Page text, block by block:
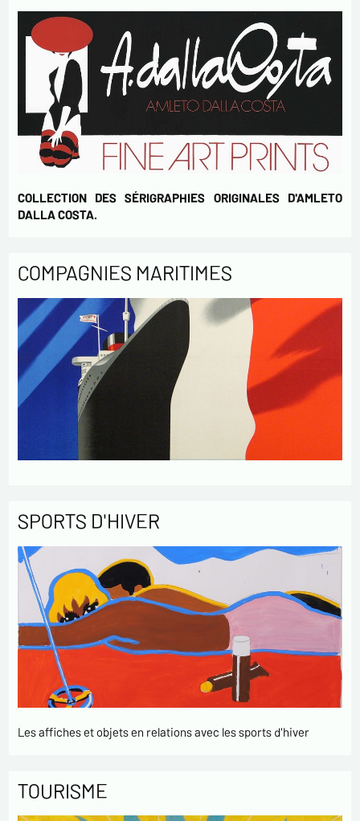
COLLECTION DES SÉRIGRAPHIES ORIGINALES D'AMLETO
DALLA COSTA.
COMPAGNIES MARITIMES
SPORTS D'HIVER
Les affiches et objets en relations avec les sports d'hiver
TOURISME